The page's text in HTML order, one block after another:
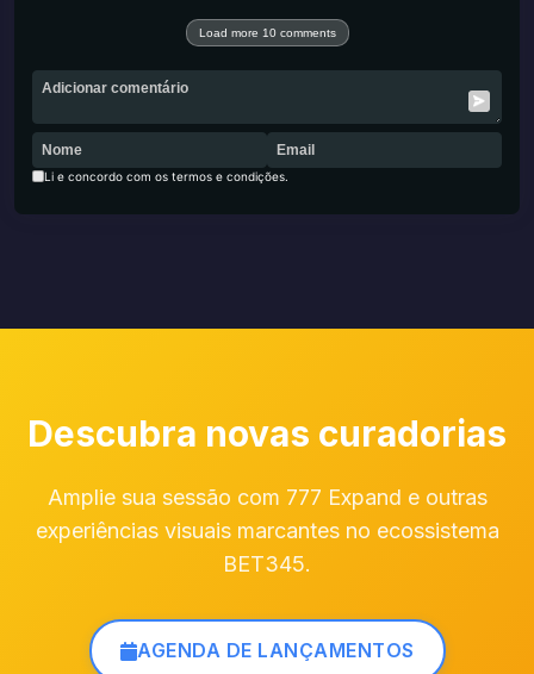
Load more 10 comments
Li e concordo com os termos e condições.
Descubra novas curadorias
Amplie sua sessão com 777 Expand e outras
experiências visuais marcantes no ecossistema
BET345.
AGENDA DE LANÇAMENTOS